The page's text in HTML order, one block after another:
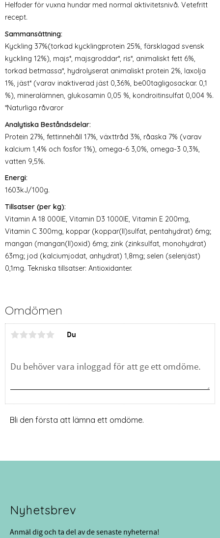
Helfoder för vuxna hundar med normal aktivitetsnivå. Vetefritt
recept.
Sammansättning:
Kyckling 37%(torkad kycklingprotein 25%, färsklagad svensk
kyckling 12%), majs*, majsgroddar*, ris*, animaliskt fett 6%,
torkad betmassa*, hydrolyserat animaliskt protein 2%, laxolja
1%, jäst* (varav inaktiverad jäst 0,36%, be00tagligosackar. 0,1
%), mineralämnen, glukosamin 0,05 %, kondroitinsulfat 0,004 %.
*Naturliga råvaror
Analytiska Beståndsdelar:
Protein 27%, fettinnehåll 17%, växttråd 3%, råaska 7% (varav
kalcium 1,4% och fosfor 1%), omega-6 3,0%, omega-3 0,3%,
vatten 9,5%.
Energi:
1603kJ/100g.
Tillsatser (per kg):
Vitamin A 18 000IE, Vitamin D3 1000IE, Vitamin E 200mg,
Vitamin C 300mg, koppar (koppar(II)sulfat, pentahydrat) 6mg;
mangan (mangan(II)oxid) 6mg; zink (zinksulfat, monohydrat)
63mg; jod (kalciumjodat, anhydrat) 1,8mg; selen (selenjäst)
0,1mg. Tekniska tillsatser: Antioxidanter.
Omdömen
Du
Bli den första att lämna ett omdöme.
Nyhetsbrev
Anmäl dig och ta del av de senaste nyheterna!